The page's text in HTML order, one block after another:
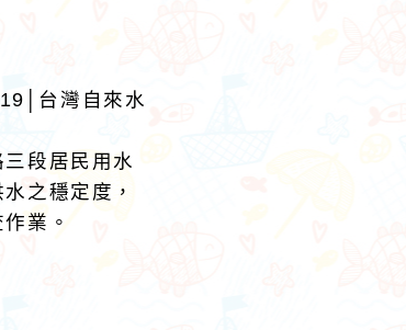
台灣自來水
段居民用水
之穩定度，
業。